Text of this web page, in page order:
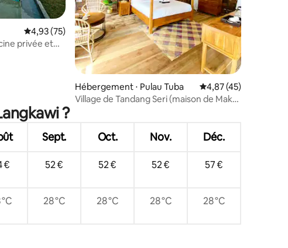
: 4,89 sur 5
Évaluation moyenne sur la base de 75 commentaires : 4,93 sur 5
4,93 (75)
privée et
Hébergement ⋅ Pulau Tuba Évaluation moyenne
4,87 (45)
Village de Tandang Seri (maison de Mak
?
Sept. Oct. Nov. Déc.
€ 52 € 52 € 52 € 57 €
28 °C 28 °C 28 °C 28 °C